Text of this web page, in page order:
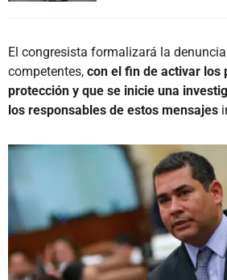
El congresista formalizará la
competentes, con el fin de activar los
protección y que se inicie una
los responsables de estos mensajes